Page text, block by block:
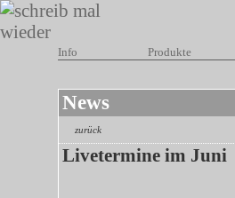
Info Produkte
News
zurück
Livetermine im Juni